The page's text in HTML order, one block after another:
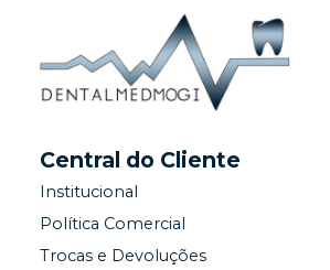
Central do Cliente
Institucional
Política Comercial
Trocas e Devoluções